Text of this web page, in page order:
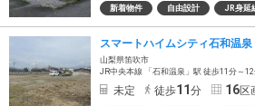
新着物件 自由設計 JR身延
スマートハイムシティ石和温泉
山梨県笛吹市
JR中央本線 「石和温泉」駅 徒歩11分～
未定 徒歩11 分 16区